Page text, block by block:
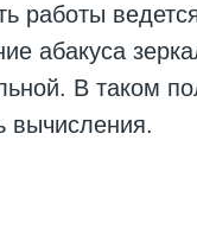
работы
абакуса
В таком
вычисления.